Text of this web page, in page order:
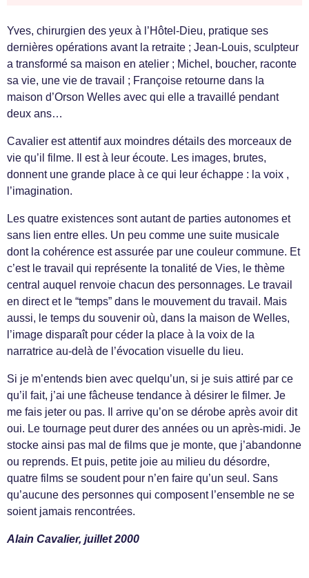
Yves, chirurgien des yeux à l’Hôtel-Dieu, pratique ses
dernières opérations avant la retraite ; Jean-Louis, sculpteur
a transformé sa maison en atelier ; Michel, boucher, raconte
sa vie, une vie de travail ; Françoise retourne dans la
maison d’Orson Welles avec qui elle a travaillé pendant
deux ans…
Cavalier est attentif aux moindres détails des morceaux de
vie qu’il filme. Il est à leur écoute. Les images, brutes,
donnent une grande place à ce qui leur échappe : la voix ,
l’imagination.
Les quatre existences sont autant de parties autonomes et
sans lien entre elles. Un peu comme une suite musicale
dont la cohérence est assurée par une couleur commune. Et
c’est le travail qui représente la tonalité de Vies, le thème
central auquel renvoie chacun des personnages. Le travail
en direct et le “temps” dans le mouvement du travail. Mais
aussi, le temps du souvenir où, dans la maison de Welles,
l’image disparaît pour céder la place à la voix de la
narratrice au-delà de l’évocation visuelle du lieu.
Si je m’entends bien avec quelqu’un, si je suis attiré par ce
qu’il fait, j’ai une fâcheuse tendance à désirer le filmer. Je
me fais jeter ou pas. Il arrive qu’on se dérobe après avoir dit
oui. Le tournage peut durer des années ou un après-midi. Je
stocke ainsi pas mal de films que je monte, que j’abandonne
ou reprends. Et puis, petite joie au milieu du désordre,
quatre films se soudent pour n’en faire qu’un seul. Sans
qu’aucune des personnes qui composent l’ensemble ne se
soient jamais rencontrées.
Alain Cavalier, juillet 2000